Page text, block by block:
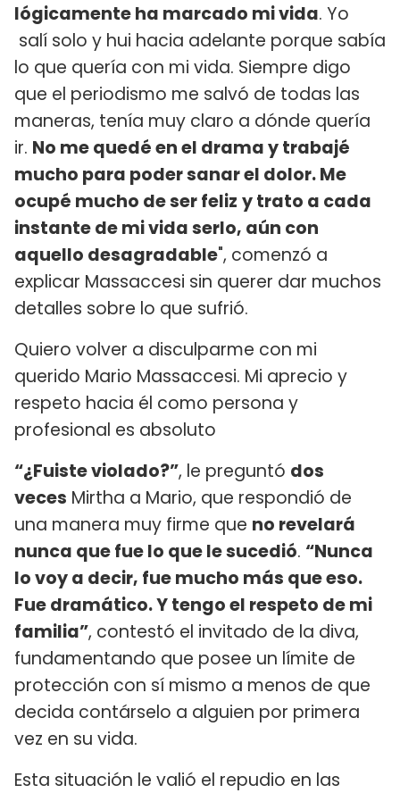
lógicamente ha marcado mi vida. Yo
salí solo y hui hacia adelante porque sabía
lo que quería con mi vida. Siempre digo
que el periodismo me salvó de todas las
maneras, tenía muy claro a dónde quería
ir. No me quedé en el drama y trabajé
mucho para poder sanar el dolor. Me
ocupé mucho de ser feliz y trato a cada
instante de mi vida serlo, aún con
aquello desagradable", comenzó a
explicar Massaccesi sin querer dar muchos
detalles sobre lo que sufrió.
Quiero volver a disculparme con mi
querido Mario Massaccesi. Mi aprecio y
respeto hacia él como persona y
profesional es absoluto
“¿Fuiste violado?”, le preguntó dos
veces Mirtha a Mario, que respondió de
una manera muy firme que no revelará
nunca que fue lo que le sucedió. “Nunca
lo voy a decir, fue mucho más que eso.
Fue dramático. Y tengo el respeto de mi
familia”, contestó el invitado de la diva,
fundamentando que posee un límite de
protección con sí mismo a menos de que
decida contárselo a alguien por primera
vez en su vida.
Esta situación le valió el repudio en las